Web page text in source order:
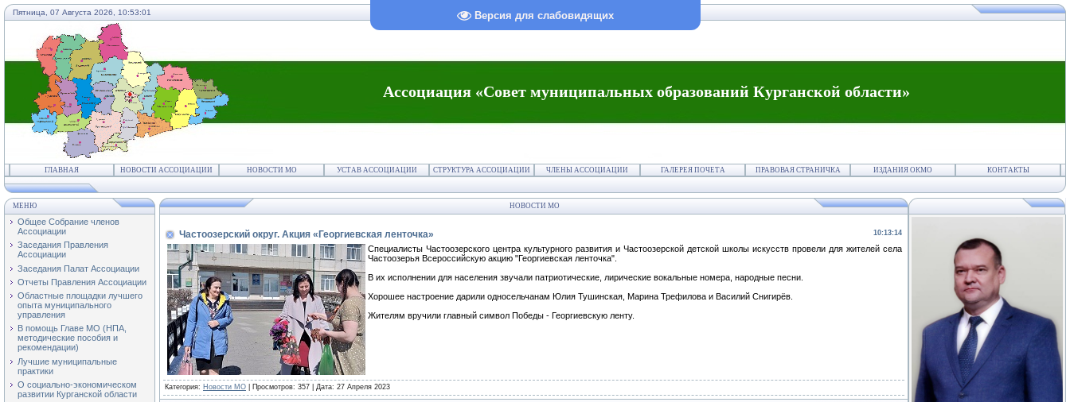
Версия для слабовидящих
Пятница, 07 Августа 2026, 10:53:01
Ассоциация «Совет муниципальных образований Курганской области»
ГЛАВНАЯ НОВОСТИ АССОЦИАЦИИ НОВОСТИ МО УСТАВ АССОЦИАЦИИ СТРУКТУРА АССОЦИАЦИИ ЧЛЕНЫ АССОЦИАЦИИ ГАЛЕРЕЯ ПОЧЕТА ПРАВОВАЯ СТРАНИЧКА ИЗДАНИЯ ОКМО КОНТАКТЫ
МЕНЮ
Общее Собрание членов
Ассоциации
Заседания Правления
Ассоциации
Заседания Палат Ассоциации
Отчеты Правления Ассоциации
Областные площадки лучшего
опыта муниципального
управления
В помощь Главе МО (НПА,
методические пособия и
рекомендации)
Лучшие муниципальные
практики
О социально-экономическом
развитии Курганской области
НОВОСТИ МО
10:13:14
Частоозерский округ. Акция «Георгиевская ленточка»
Специалисты Частоозерского центра культурного развития и Частоозерской детской школы искусств провели для жителей села
Частоозерья Всероссийскую акцию "Георгиевская ленточка".
В их исполнении для населения звучали патриотические, лирические вокальные номера, народные песни.
Хорошее настроение дарили односельчанам Юлия Тушинская, Марина Трефилова и Василий Снигирёв.
Жителям вручили главный символ Победы - Георгиевскую ленту.
Категория: Новости МО Просмотров: 357 | Дата: 27 Апреля 2023